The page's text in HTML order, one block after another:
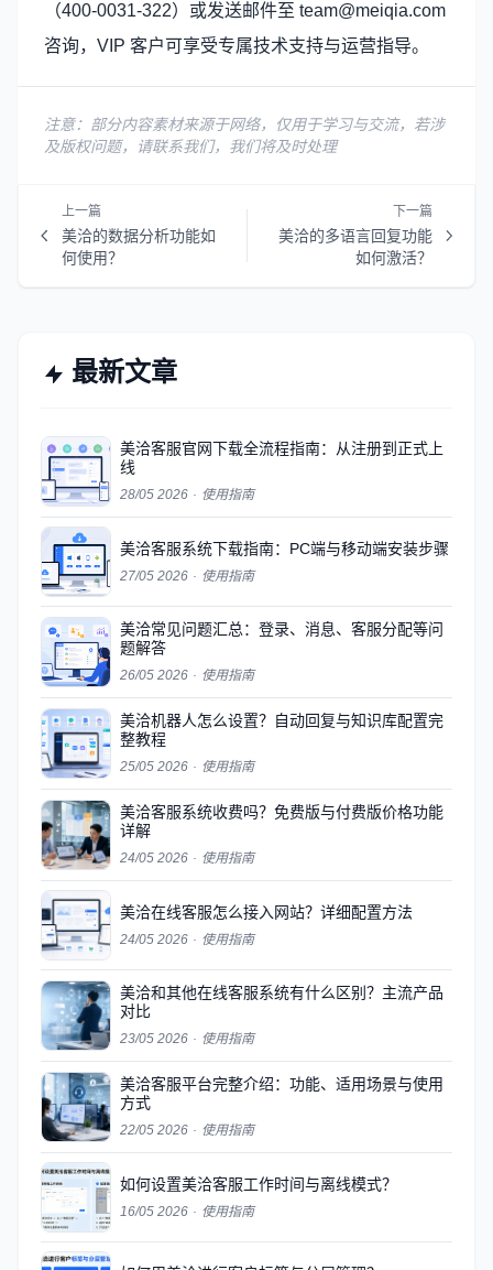
（400-0031-322）或发送邮件至 team@meiqia.com
咨询，VIP 客户可享受专属技术支持与运营指导。
注意：部分内容素材来源于网络，仅用于学习与交流，若涉
及版权问题，请联系我们，我们将及时处理
上一篇
美洽的数据分析功能如
何使用？
下一篇
美洽的多语言回复功能
如何激活？
最新文章
美洽客服官网下载全流程指南：从注册到正式上
线
28/05 2026 · 使用指南
美洽客服系统下载指南：PC端与移动端安装步骤
27/05 2026 · 使用指南
美洽常见问题汇总：登录、消息、客服分配等问
题解答
26/05 2026 · 使用指南
美洽机器人怎么设置？自动回复与知识库配置完
整教程
25/05 2026 · 使用指南
美洽客服系统收费吗？免费版与付费版价格功能
详解
24/05 2026 · 使用指南
美洽在线客服怎么接入网站？详细配置方法
24/05 2026 · 使用指南
美洽和其他在线客服系统有什么区别？主流产品
对比
23/05 2026 · 使用指南
美洽客服平台完整介绍：功能、适用场景与使用
方式
22/05 2026 · 使用指南
如何设置美洽客服工作时间与离线模式？
16/05 2026 · 使用指南